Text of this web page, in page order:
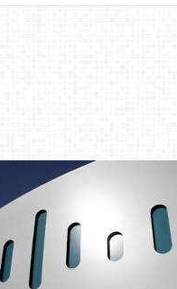
δεδομένων